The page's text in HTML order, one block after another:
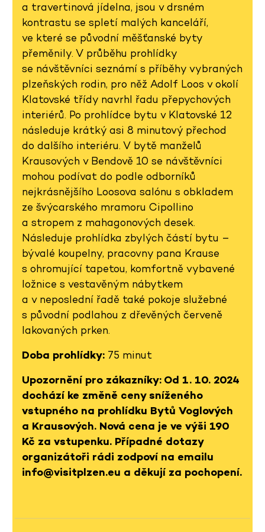
a travertinová jídelna, jsou v drsném
kontrastu se spletí malých kanceláří,
ve které se původní měšťanské byty
přeměnily. V průběhu prohlídky
se návštěvníci seznámí s příběhy vybraných
plzeňských rodin, pro něž Adolf Loos v okolí
Klatovské třídy navrhl řadu přepychových
interiérů. Po prohlídce bytu v Klatovské 12
následuje krátký asi 8 minutový přechod
do dalšího interiéru. V bytě manželů
Krausových v Bendově 10 se návštěvníci
mohou podívat do podle odborníků
nejkrásnějšího Loosova salónu s obkladem
ze švýcarského mramoru Cipollino
a stropem z mahagonových desek.
Následuje prohlídka zbylých částí bytu –
bývalé koupelny, pracovny pana Krause
s ohromující tapetou, komfortně vybavené
ložnice s vestavěným nábytkem
a v neposlední řadě také pokoje služebné
s původní podlahou z dřevěných červeně
lakovaných prken.
Doba prohlídky: 75 minut
Upozornění pro zákazníky: Od 1. 10. 2024
dochází ke změně ceny sníženého
vstupného na prohlídku Bytů Voglových
a Krausových. Nová cena je ve výši 190
Kč za vstupenku. Případné dotazy
organizátoři rádi zodpoví na emailu
info@visitplzen.eu a děkují za pochopení.